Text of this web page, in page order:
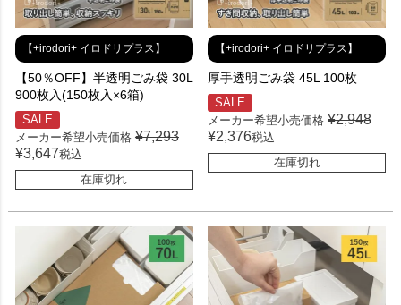
【+irodori+ イロドリプラス】
【50％OFF】半透明ごみ袋 30L
900枚入(150枚入×6箱)
SALE
メーカー希望小売価格 ¥7,293
¥3,647税込
在庫切れ
【+irodori+ イロドリプラス】
厚手透明ごみ袋 45L 100枚
SALE
メーカー希望小売価格 ¥2,948
¥2,376税込
在庫切れ